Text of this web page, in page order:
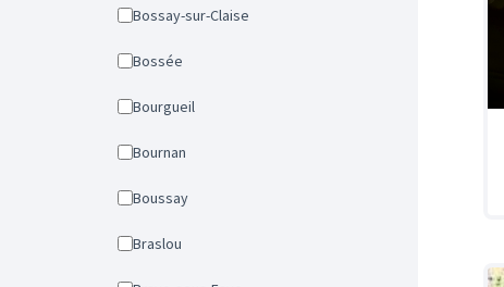
Bossay-sur-Claise
Bossée
Bourgueil
Bournan
Boussay
Braslou